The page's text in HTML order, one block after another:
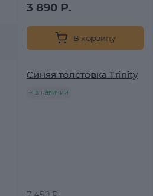
3 890 Р.
В корзину
Синяя толстовка Trinity
в наличии